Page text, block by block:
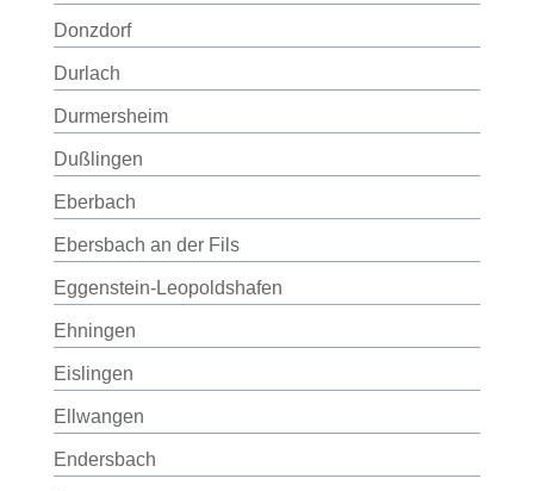
Donzdorf
Durlach
Durmersheim
Dußlingen
Eberbach
Ebersbach an der Fils
Eggenstein-Leopoldshafen
Ehningen
Eislingen
Ellwangen
Endersbach